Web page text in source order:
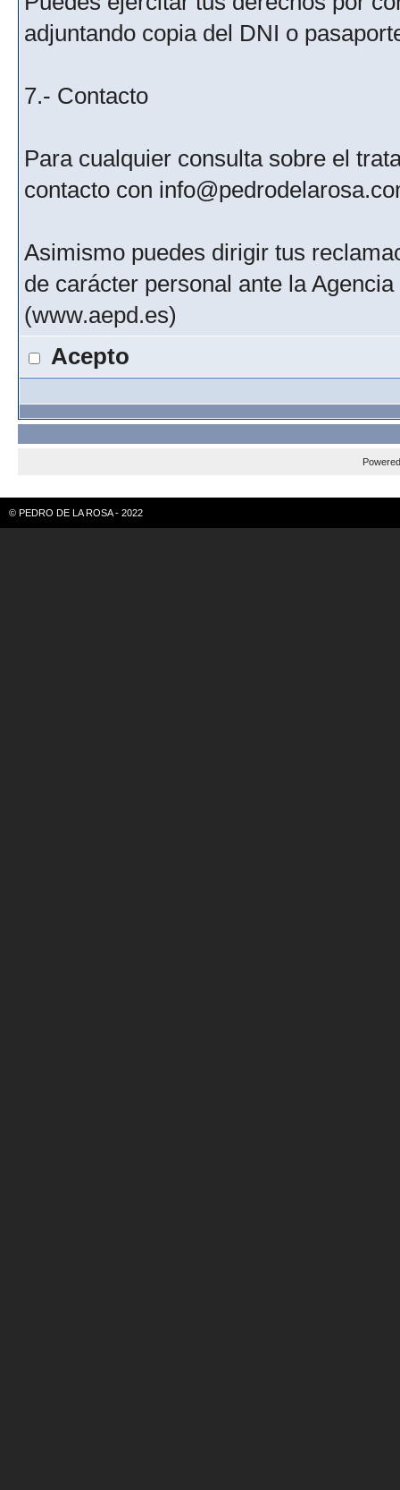
adjuntando copia del DNI o
7.- Contacto
Para cualquier consulta sobre el
contacto con
Asimismo puedes dirigir tus
de carácter personal ante la
(www.aepd.es)
Acepto
© PEDRO DE LA ROSA - 2022